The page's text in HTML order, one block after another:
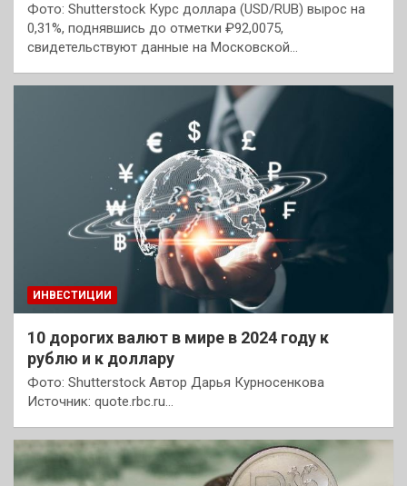
Фото: Shutterstock Курс доллара (USD/RUB) вырос на
0,31%, поднявшись до отметки ₽92,0075,
свидетельствуют данные на Московской…
ИНВЕСТИЦИИ
10 дорогих валют в мире в 2024 году к
рублю и к доллару
Фото: Shutterstock Автор Дарья Курносенкова
Источник: quote.rbc.ru…